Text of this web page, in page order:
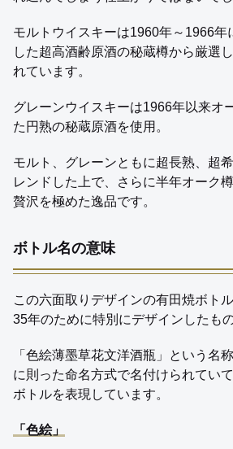
モルトウイスキーは1960年～1966年
した超高酒齢原酒の秘蔵樽から厳選
れています。
グレーンウイスキーは1966年以来オ
た円熟の秘蔵原酒を使用。
モルト、グレーンともに超長熟、超
レンドした上で、さらに半年オーク
贅沢を極めた逸品です。
ボトル名の意味
この六面取りデザインの有田焼ボト
35年のために特別にデザインしたもの
「色絵薄墨草花文洋酒瓶」という名
に則った命名方式で名付けられてい
ボトルを表現しています。
「色絵」